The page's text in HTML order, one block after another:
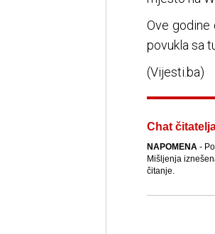
Ove godine
povukla sa
(Vijesti.ba)
Chat
NAPOMENA-
Mišljenja
čitanje.